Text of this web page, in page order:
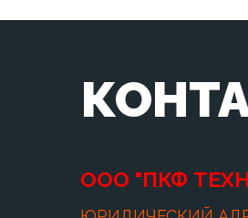
ООО "ПКФ